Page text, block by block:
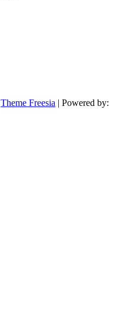
Theme Freesia | Powered by: